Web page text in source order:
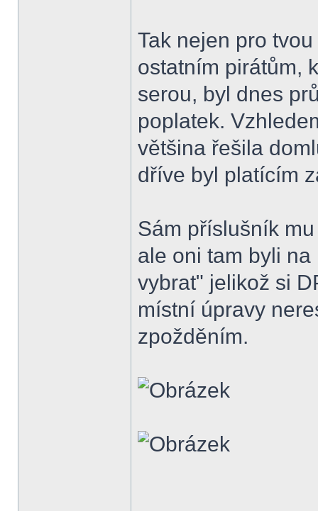
Tak nejen pro
ostatním pirátům,
serou, byl dnes
poplatek.
většina řešila
dříve byl platícím
Sám příslušník
ale oni tam byli
vybrat" jelikož si
místní úpravy
zpožděním.